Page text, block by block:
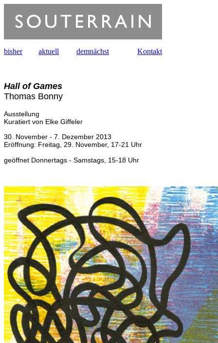
bisher aktuell demnächst Kontakt
Hall of Games
Thomas Bonny
Ausstellung
Kuratiert von Elke Giffeler
30. November - 7. Dezember 2013
Eröffnung: Freitag, 29. November, 17-21 Uhr
geöffnet Donnertags - Samstags, 15-18 Uhr